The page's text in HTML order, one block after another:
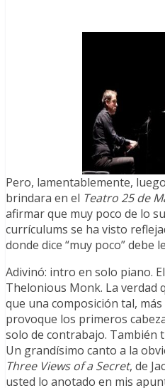
Pero, lamentablemente,
brindara en el Teatro 25 de
afirmar que muy poco de lo
currículums se ha visto
donde dice “muy poco” debe
Adivinó: intro en solo piano.
Thelonious Monk. La verdad
que una composición tal,
provoque los primeros
solo de contrabajo. También
Un grandísimo canto a la
Three Views of a Secret, de
usted lo anotado en mis